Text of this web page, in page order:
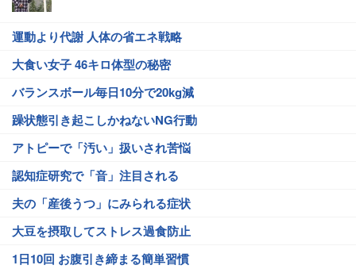
運動より代謝 人体の省エネ戦略
大食い女子 46キロ体型の秘密
バランスボール毎日10分で20kg減
躁状態引き起こしかねないNG行動
アトピーで「汚い」扱いされ苦悩
認知症研究で「音」注目される
夫の「産後うつ」にみられる症状
大豆を摂取してストレス過食防止
1日10回 お腹引き締まる簡単習慣